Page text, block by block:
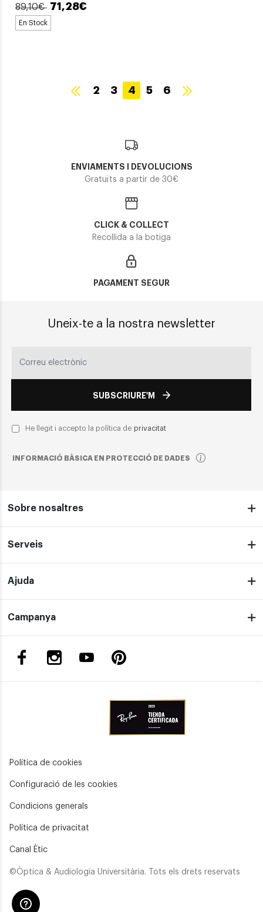
89,10€ 71,28€
En Stock
2 3 4 5 6
ENVIAMENTS I DEVOLUCIONS
Gratuïts a partir de 30€
CLICK & COLLECT
Recollida a la botiga
PAGAMENT SEGUR
Uneix-te a la nostra newsletter
SUBSCRIURE'M
He llegit i accepto la política de privacitat
INFORMACIÓ BÀSICA EN PROTECCIÓ DE DADES
Sobre nosaltres
Serveis
Ajuda
Campanya
Política de cookies
Configuració de les cookies
Condicions generals
Política de privacitat
Canal Ètic
©Òptica & Audiologia Universitària. Tots els drets reservats